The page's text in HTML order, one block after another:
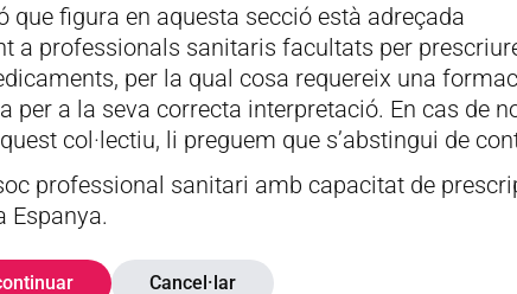
Cabell i ungles Pell Dolor
que figura en aquesta secció està adreçada
a professionals sanitaris facultats per
per la qual cosa requereix una
per a la seva correcta interpretació. En cas de
col·lectiu, li preguem que s’abstingui de
professional sanitari amb capacitat de
Espanya.
Cancel·lar